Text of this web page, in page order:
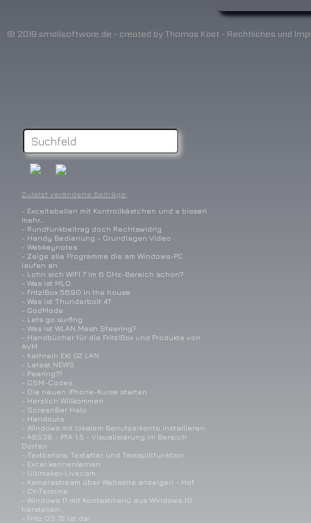
Zuletzt veränderte Beiträge:
- Exceltabellen mit Kontrollkästchen und a bisserl
mehr…
- Rundfunkbeitrag doch Rechtswidrig
- Handy Bedienung - Grundlagen Video
- Webkeynotes
- Zeige alle Programme die am Windows-PC
laufen an
- Lohn sich WIFI 7 im 6 GHz-Bereich schon?
- Was ist MLO
- Fritz!Box 5690 in the house
- Was ist Thunderbolt 4?
- GodMode
- Lets go surfing
- Was ist WLAN Mesh Steering?
- Handbücher für die Fritz!Box und Produkte von
AVM
- Kathrein EXI 02 LAN
- Latest NEWS
- Peering??
- GSM-Codes
- Die neuen iPhone-Kurse starten
- Herzlich Willkommen
- ScreenBar Halo
- Handouts
- Windows mit lokalem Benutzerkonto installieren
- ABS38 - PFA 1.5 - Visualisierung im Bereich
Dorfen
- Textbefore, Textafter und Textsplitfunktion
- Excel kennenlernen
- Ultimaker-Livecam
- Kamerastream über Webseite anzeigen - Hof
- CY-Termine
- Windows 11 mit Kontextmenü aus Windows 10
herstellen
- Fritz OS 7.2 ist da!
© 2019 smallsoftware.de - created by Thomas Kast - Rechtliches und